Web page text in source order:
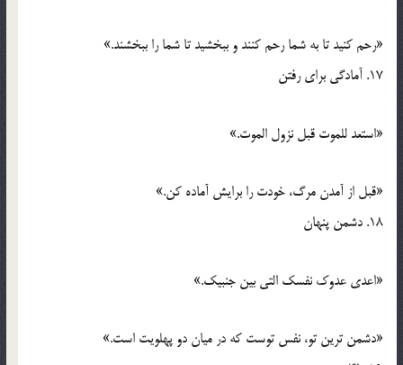
«رحم کنید تا به شما رحم کنند و ببخشید تا شما را ببخشند.»
17. آمادگی برای رفتن
«استعد للموت قبل نزول الموت.»
«قبل از آمدن مرگ، خودت را برایش آماده کن.»
18. دشمن پنهان
«اعدی عدوک نفسک التی بین جنبیک.»
«دشمن ترین تو، نفس توست که در میان دو پهلویت است.»